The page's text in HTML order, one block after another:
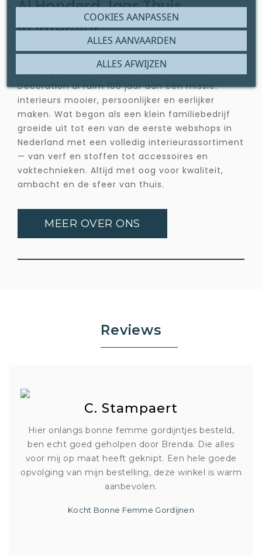
Al Honderd Jaar Thuis
In Interieur
Vanuit Zeeuws-Vlaanderen werken we bij
Decoration al ruim 100 jaar aan één missie:
interieurs mooier, persoonlijker en eerlijker
maken. Wat begon als een klein familiebedrijf
groeide uit tot een van de eerste webshops in
Nederland met een volledig interieurassortiment
— van verf en stoffen tot accessoires en
vaktechnieken. Altijd met oog voor kwaliteit,
ambacht en de sfeer van thuis.
MEER OVER ONS
Reviews
C. Stampaert
Hier onlangs bonne femme gordijntjes besteld,
ben echt goed geholpen door Brenda. Die alles
voor mij op maat heeft geknipt. Een hele goede
opvolging van mijn bestelling, deze winkel is warm
aanbevolen.
Kocht Bonne Femme Gordijnen
COOKIES AANPASSEN
ALLES AFWIJZEN
ALLES AANVAARDEN